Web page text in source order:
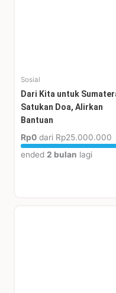
Sosial
Dari Kita untuk
Satukan Doa, Alirkan
Bantuan
Rp0 dari Rp25.000.000
ended 2 bulan lagi